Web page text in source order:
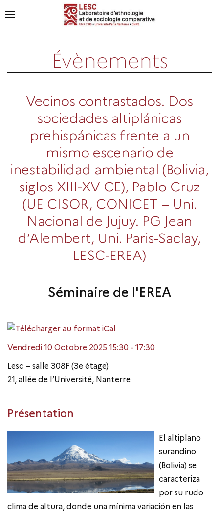
Évènements
Vecinos contrastados. Dos
sociedades altiplánicas
prehispánicas frente a un
mismo escenario de
inestabilidad ambiental (Bolivia,
siglos XIII-XV CE), Pablo Cruz
(UE CISOR, CONICET – Uni.
Nacional de Jujuy. PG Jean
d’Alembert, Uni. Paris-Saclay,
LESC-EREA)
Séminaire de l'EREA
Vendredi 10 Octobre 2025 15:30 - 17:30
Lesc – salle 308F (3e étage)
21, allée de l’Université, Nanterre
Présentation
El altiplano
surandino
(Bolivia) se
caracteriza
por su rudo
clima de altura, donde una mínima variación en las